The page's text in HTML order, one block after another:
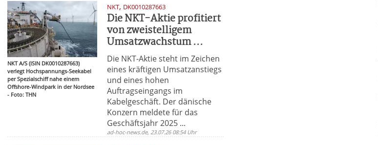
NKT A/S (ISIN DK0010287663)
verlegt Hochspannungs-Seekabel
per Spezialschiff nahe einem
Offshore-Windpark in der Nordsee
- Foto: THN
NKT, DK0010287663
Die NKT-Aktie profitiert
von zweistelligem
Umsatzwachstum ...
Die NKT-Aktie steht im Zeichen
eines kräftigen Umsatzanstiegs
und eines hohen
Auftragseingangs im
Kabelgeschäft. Der dänische
Konzern meldete für das
Geschäftsjahr 2025 ...
ad-hoc-news.de, 23.07.26 08:54 Uhr